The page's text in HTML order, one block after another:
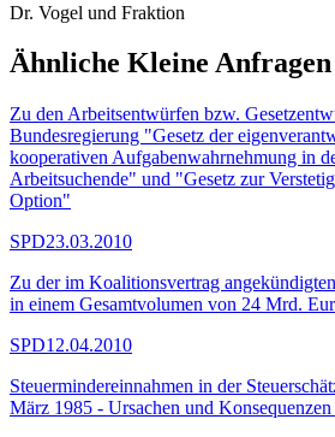
Dr. Vogel und Fraktion
Ähnliche Kleine Anfragen
Zu den Arbeitsentwürfen bzw.
Bundesregierung "Gesetz der
kooperativen Aufgabenwahrnehmung in
Arbeitsuchende" und "Gesetz zur
Option"
SPD23.03.2010
Zu der im Koalitionsvertrag
in einem Gesamtvolumen von 24 Mrd.
SPD12.04.2010
Steuermindereinnahmen in der
März 1985 - Ursachen und